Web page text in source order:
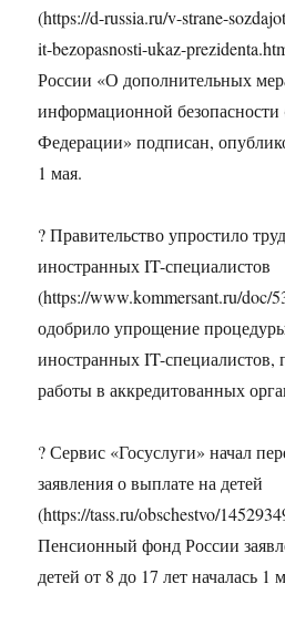
(https://d-russia.ru/v-strane-
it-bezopasnosti-ukaz-
России «О дополнительных
информационной
Федерации» подписан,
1 мая.
? Правительство упростило
иностранных IT-специалистов
(https://www.kommersant.ru/doc/
одобрило упрощение
иностранных IT-специалистов,
работы в аккредитованных
? Сервис «Госуслуги» начал
заявления о выплате на детей
(https://tass.ru/obschestvo/
Пенсионный фонд России
детей от 8 до 17 лет началась 1